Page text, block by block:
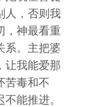
人，否则我
，神最看重
系。主把婆
让我能爱那
苦毒和不
能推进。